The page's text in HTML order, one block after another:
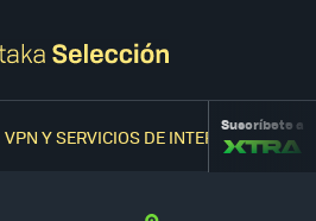
VPN Y SERVICIOS DE INTERNETSuscríbete a